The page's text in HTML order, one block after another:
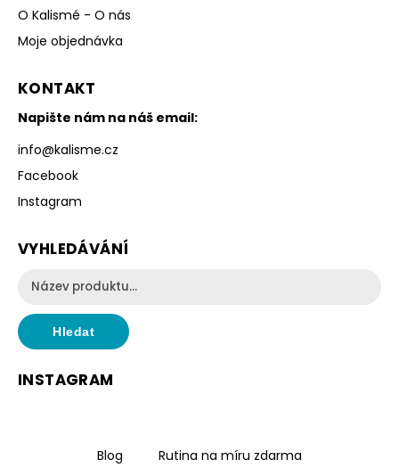
O Kalismé - O nás
Moje objednávka
KONTAKT
Napište nám na náš email:
info@kalisme.cz
Facebook
Instagram
VYHLEDÁVÁNÍ
Hledat
INSTAGRAM
Blog Rutina na míru zdarma